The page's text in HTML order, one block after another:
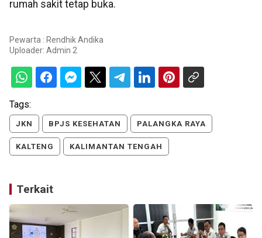
rumah sakit tetap buka.
Pewarta : Rendhik Andika
Uploader: Admin 2
Tags:
JKN BPJS KESEHATAN PALANGKA RAYA
KALTENG KALIMANTAN TENGAH
Terkait